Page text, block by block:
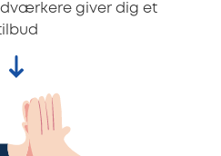
giver dig et